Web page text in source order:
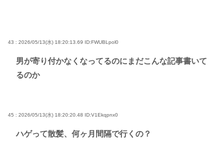
43 : 2026/05/13(水) 18:20:13.69 ID:FWUBLpol0
男が寄り付かなくなってるのにまだこんな記事書いて
るのか
45 : 2026/05/13(水) 18:20:20.48 ID:V1Ekqpnx0
ハゲって散髪、何ヶ月間隔で行くの？